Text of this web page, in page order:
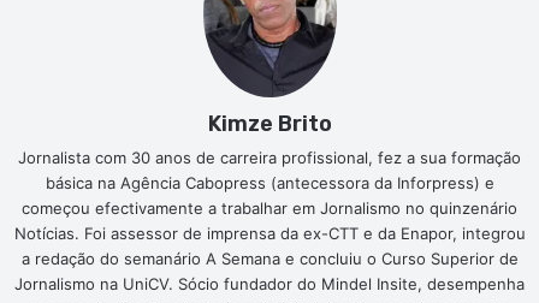
Kimze Brito
Jornalista com 30 anos de carreira profissional, fez a sua formação
básica na Agência Cabopress (antecessora da Inforpress) e
começou efectivamente a trabalhar em Jornalismo no quinzenário
Notícias. Foi assessor de imprensa da ex-CTT e da Enapor, integrou
a redação do semanário A Semana e concluiu o Curso Superior de
Jornalismo na UniCV. Sócio fundador do Mindel Insite, desempenha